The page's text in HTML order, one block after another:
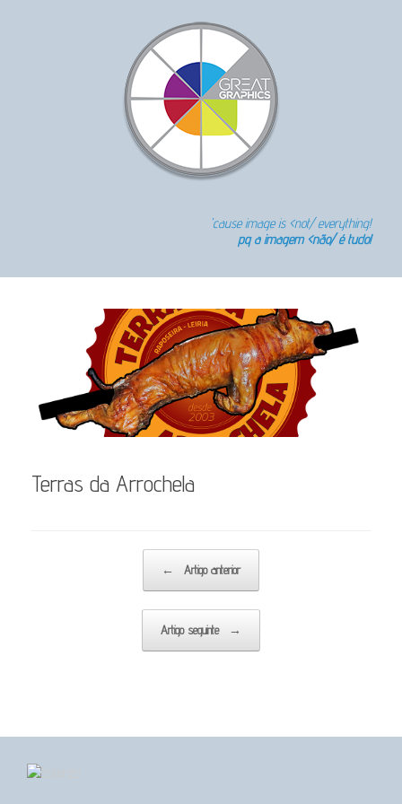
'cause image is <not/ everything!
pq a imagem <não/ é tudo!
Terras da Arrochela
←
Artigo anterior
Artigo seguinte →